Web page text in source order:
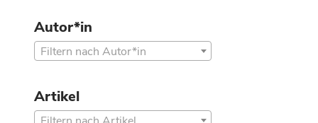
Autor*in
Filtern nach Autor*in
Artikel